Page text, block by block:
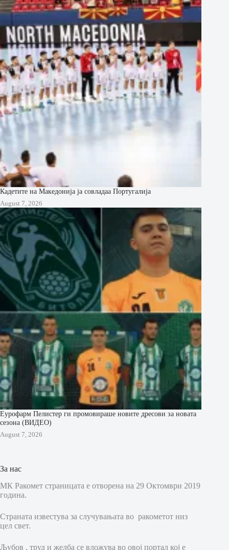
Кадетите на Македонија ја совладаа Португалија
August 7, 2026
Еурофарм Пелистер ги промовираше новите дресови за новата
сезона (ВИДЕО)
August 7, 2026
За нас
МК Ракомет страницата е отворена на 29 Октомври 2019
година.
Страната известува за случувањата во ракометот низ
цел свет.
Љубов , труд и желба се вложува во овој портал кој е